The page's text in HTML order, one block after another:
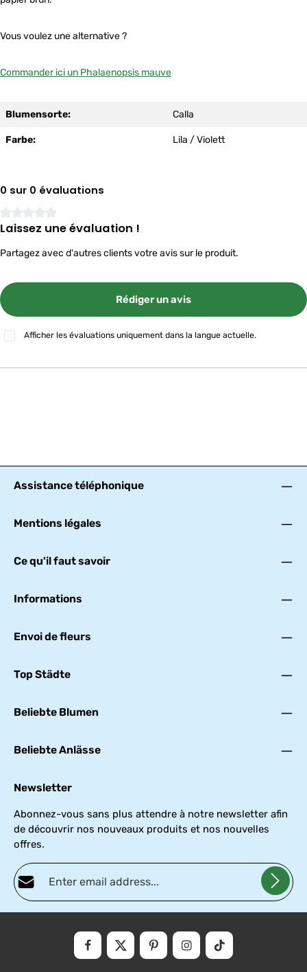
Vous voulez une alternative ?
Commander ici un Phalaenopsis mauve
Blumensorte: Calla
Farbe: Lila / Violett
0 sur 0 évaluations
Note moyenne de 0 sur 5 étoiles
Laissez une évaluation !
Partagez avec d'autres clients votre avis sur le produit.
Rédiger un avis
Afficher les évaluations uniquement dans la langue actuelle.
Assistance téléphonique
Mentions légales
Ce qu'il faut savoir
Informations
Envoi de fleurs
Top Städte
Beliebte Blumen
Beliebte Anlässe
Newsletter
Abonnez-vous sans plus attendre à notre newsletter afin
de découvrir nos nouveaux produits et nos nouvelles
offres.
Adresse e-mail*
Politique de confidentialité
En sélectionnant Continuer, vous confirmez que vous avez lu nos
et que vous avez accepté nos
conditions
générales